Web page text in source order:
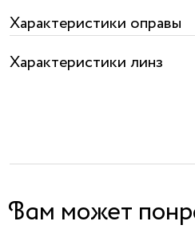
Характеристики оправы
Характеристики линз
Вам может